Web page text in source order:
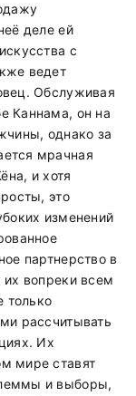
деле ей
с
ведет
Обслуживая
Каннама, он на
однако за
мрачная
и хотя
это
изменений
партнерство в
их вопреки всем
только
рассчитывать
Их
мире ставят
и выборы,